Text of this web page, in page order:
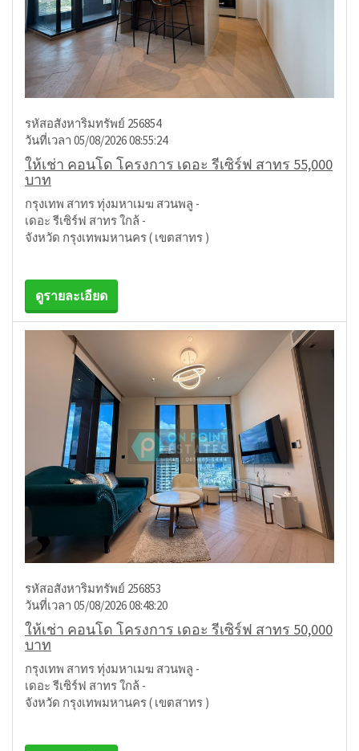
รหัสอสังหาริมทรัพย์ 256854
วันที่เวลา 05/08/2026 08:55:24
ให้เช่า คอนโด โครงการ เดอะ รีเซิร์ฟ สาทร 55,000
บาท
กรุงเทพ สาทร ทุ่งมหาเมฆ สวนพลู -
เดอะ รีเซิร์ฟ สาทร ใกล้ -
จังหวัด กรุงเทพมหานคร ( เขตสาทร )
ดูรายละเอียด
รหัสอสังหาริมทรัพย์ 256853
วันที่เวลา 05/08/2026 08:48:20
ให้เช่า คอนโด โครงการ เดอะ รีเซิร์ฟ สาทร 50,000
บาท
กรุงเทพ สาทร ทุ่งมหาเมฆ สวนพลู -
เดอะ รีเซิร์ฟ สาทร ใกล้ -
จังหวัด กรุงเทพมหานคร ( เขตสาทร )